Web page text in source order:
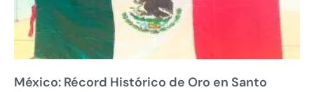
México: Récord Histórico de Oro en Santo